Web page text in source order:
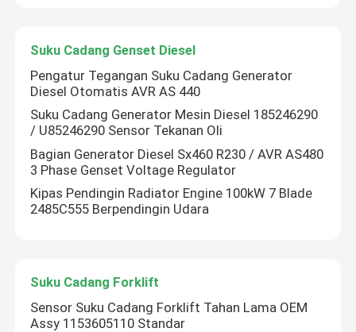
Suku Cadang Genset Diesel
Pengatur Tegangan Suku Cadang Generator
Diesel Otomatis AVR AS 440
Suku Cadang Generator Mesin Diesel 185246290
/ U85246290 Sensor Tekanan Oli
Bagian Generator Diesel Sx460 R230 / AVR AS480
3 Phase Genset Voltage Regulator
Kipas Pendingin Radiator Engine 100kW 7 Blade
2485C555 Berpendingin Udara
Suku Cadang Forklift
Sensor Suku Cadang Forklift Tahan Lama OEM
Assy 1153605110 Standar